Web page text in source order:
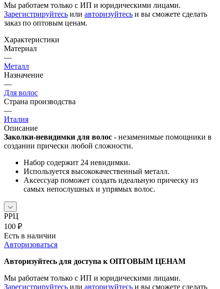
Мы работаем только с ИП и юридическими лицами.
Зарегистрируйтесь или авторизуйтесь и вы сможете сделать
заказ по оптовым ценам.
Характеристики
Материал
—
Металл
Назначение
—
Для волос
Страна производства
—
Италия
Описание
Заколки-невидимки для волос - незаменимые помощники в
создании прически любой сложности.
Набор содержит 24 невидимки.
Используется высококачественный металл.
Аксессуар поможет создать идеальную прическу из
самых непослушных и упрямых волос.
РРЦ
100 ₽
Есть в наличии
Авторизоваться
Авторизуйтесь для доступа к ОПТОВЫМ ЦЕНАМ
Мы работаем только с ИП и юридическими лицами.
Зарегистрируйтесь или авторизуйтесь и вы сможете сделать